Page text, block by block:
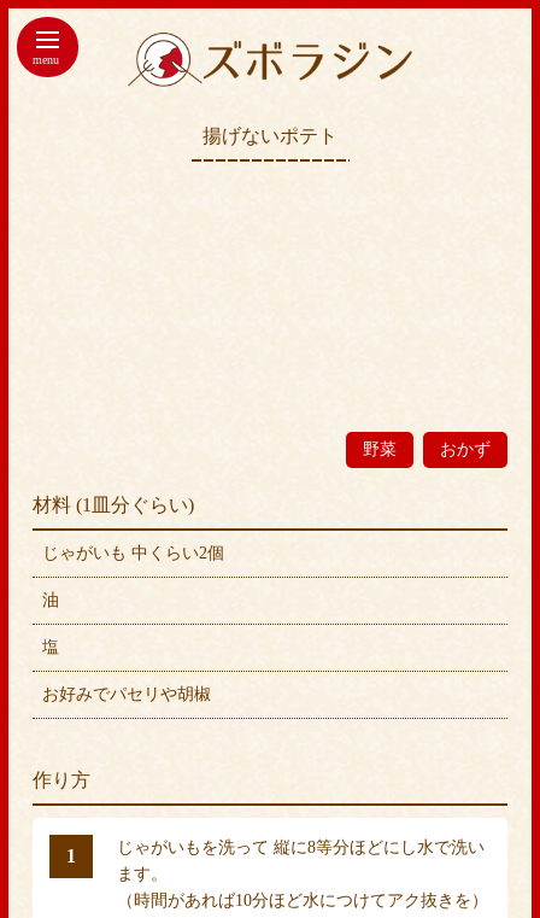
menu
揚げないポテト
おかず
野菜
材料 (1皿分ぐらい)
じゃがいも 中くらい2個
油
塩
お好みでパセリや胡椒
作り方
1
じゃがいもを洗って 縦に8等分ほどにし水で洗い
ます。
（時間があれば10分ほど水につけてアク抜きを）